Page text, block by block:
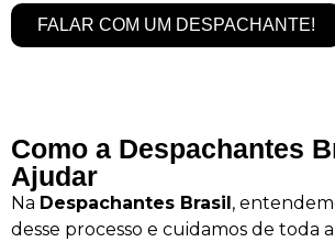
FALAR COM UM DESPACHANTE!
Como a Despachantes
Ajudar
Na Despachantes Brasil,
desse processo e cuidamos de toda a